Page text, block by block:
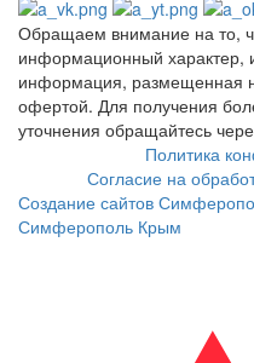
Обращаем внимание на то,
информационный характер,
информация, размещенная
офертой. Для получения
уточнения обращайтесь
Политика
Согласие на
Создание сайтов
Симферополь Крым